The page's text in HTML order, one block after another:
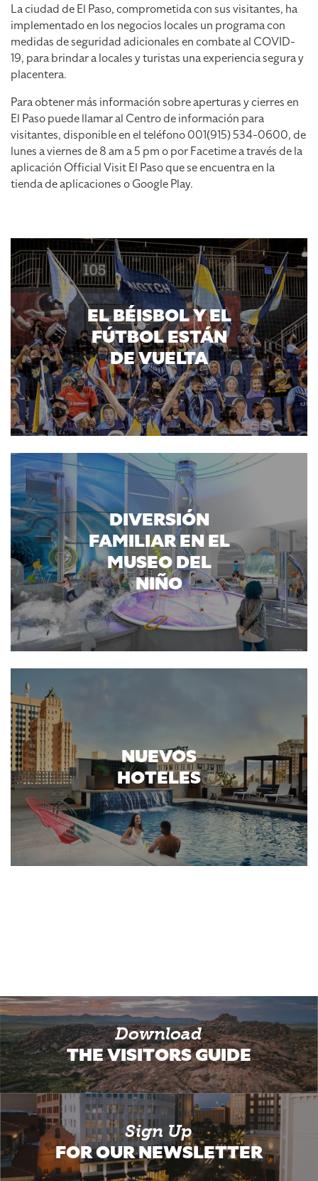
La ciudad de El Paso, comprometida con sus visitantes, ha
implementado en los negocios locales un programa con
medidas de seguridad adicionales en combate al COVID-
19, para brindar a locales y turistas una experiencia segura y
placentera.
Para obtener más información sobre aperturas y cierres en
El Paso puede llamar al Centro de información para
visitantes, disponible en el teléfono 001(915) 534-0600, de
lunes a viernes de 8 am a 5 pm o por Facetime a través de la
aplicación Official Visit El Paso que se encuentra en la
tienda de aplicaciones o Google Play.
EL BÉISBOL Y EL
FÚTBOL ESTÁN
DE VUELTA
DIVERSIÓN
FAMILIAR EN EL
MUSEO DEL
NIÑO
NUEVOS
HOTELES
Download
THE VISITORS GUIDE
Sign Up
FOR OUR NEWSLETTER